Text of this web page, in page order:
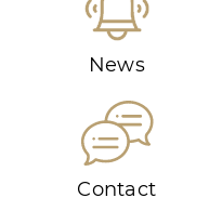
News
Contact